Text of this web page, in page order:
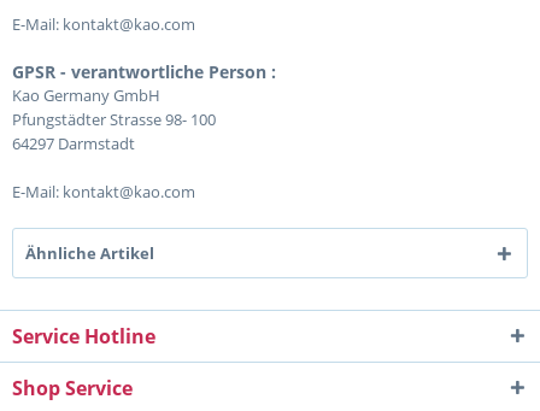
E-Mail: kontakt@kao.com
GPSR - verantwortliche Person :
Kao Germany GmbH
Pfungstädter Strasse 98- 100
64297 Darmstadt
E-Mail: kontakt@kao.com
Ähnliche Artikel
Service Hotline
Shop Service